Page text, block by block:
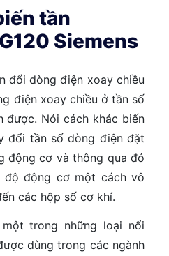
tần
Siemens
đổi dòng điện xoay chiều
điện xoay chiều ở tần số
được. Nói cách khác biến
đổi tần số dòng điện đặt
động cơ và thông qua đó
động cơ một cách vô
các hộp số cơ khí.
trong những loại nổi
dùng trong các ngành